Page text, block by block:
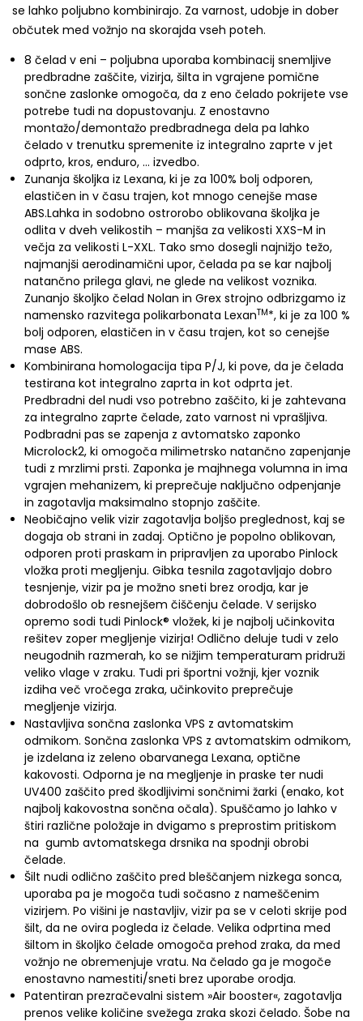
se lahko poljubno kombinirajo. Za varnost, udobje in dober
občutek med vožnjo na skorajda vseh poteh.
8 čelad v eni – poljubna uporaba kombinacij snemljive
predbradne zaščite, vizirja, šilta in vgrajene pomične
sončne zaslonke omogoča, da z eno čelado pokrijete vse
potrebe tudi na dopustovanju. Z enostavno
montažo/demontažo predbradnega dela pa lahko
čelado v trenutku spremenite iz integralno zaprte v jet
odprto, kros, enduro, … izvedbo.
Zunanja školjka iz Lexana, ki je za 100% bolj odporen,
elastičen in v času trajen, kot mnogo cenejše mase
ABS.Lahka in sodobno ostrorobo oblikovana školjka je
odlita v dveh velikostih – manjša za velikosti XXS-M in
večja za velikosti L-XXL. Tako smo dosegli najnižjo težo,
najmanjši aerodinamični upor, čelada pa se kar najbolj
natančno prilega glavi, ne glede na velikost voznika.
Zunanjo školjko čelad Nolan in Grex strojno odbrizgamo iz
namensko razvitega polikarbonata LexanTM*, ki je za 100 %
bolj odporen, elastičen in v času trajen, kot so cenejše
mase ABS.
Kombinirana homologacija tipa P/J, ki pove, da je čelada
testirana kot integralno zaprta in kot odprta jet.
Predbradni del nudi vso potrebno zaščito, ki je zahtevana
za integralno zaprte čelade, zato varnost ni vprašljiva.
Podbradni pas se zapenja z avtomatsko zaponko
Microlock2, ki omogoča milimetrsko natančno zapenjanje
tudi z mrzlimi prsti. Zaponka je majhnega volumna in ima
vgrajen mehanizem, ki preprečuje naključno odpenjanje
in zagotavlja maksimalno stopnjo zaščite.
Neobičajno velik vizir zagotavlja boljšo preglednost, kaj se
dogaja ob strani in zadaj. Optično je popolno oblikovan,
odporen proti praskam in pripravljen za uporabo Pinlock
vložka proti megljenju. Gibka tesnila zagotavljajo dobro
tesnjenje, vizir pa je možno sneti brez orodja, kar je
dobrodošlo ob resnejšem čiščenju čelade. V serijsko
opremo sodi tudi Pinlock® vložek, ki je najbolj učinkovita
rešitev zoper megljenje vizirja! Odlično deluje tudi v zelo
neugodnih razmerah, ko se nižjim temperaturam pridruži
veliko vlage v zraku. Tudi pri športni vožnji, kjer voznik
izdiha več vročega zraka, učinkovito preprečuje
megljenje vizirja.
Nastavljiva sončna zaslonka VPS z avtomatskim
odmikom. Sončna zaslonka VPS z avtomatskim odmikom,
je izdelana iz zeleno obarvanega Lexana, optične
kakovosti. Odporna je na megljenje in praske ter nudi
UV400 zaščito pred škodljivimi sončnimi žarki (enako, kot
najbolj kakovostna sončna očala). Spuščamo jo lahko v
štiri različne položaje in dvigamo s preprostim pritiskom
na gumb avtomatskega drsnika na spodnji obrobi
čelade.
Šilt nudi odlično zaščito pred bleščanjem nizkega sonca,
uporaba pa je mogoča tudi sočasno z nameščenim
vizirjem. Po višini je nastavljiv, vizir pa se v celoti skrije pod
šilt, da ne ovira pogleda iz čelade. Velika odprtina med
šiltom in školjko čelade omogoča prehod zraka, da med
vožnjo ne obremenjuje vratu. Na čelado ga je mogoče
enostavno namestiti/sneti brez uporabe orodja.
Patentiran prezračevalni sistem »Air booster«, zagotavlja
prenos velike količine svežega zraka skozi čelado. Šobe na